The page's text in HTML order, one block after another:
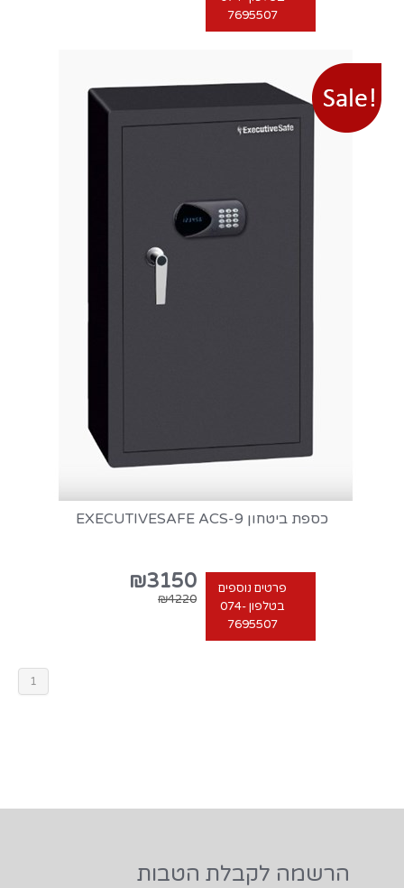
7695507
כספת ביטחון EXECUTIVESAFE ACS-9
פרטים נוספים
בטלפון 074-
7695507
₪3150
₪4220
1
הרשמה לקבלת הטבות